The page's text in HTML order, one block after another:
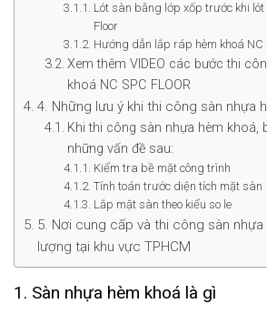
Lót sàn bằng lớp xốp trước khi lót
Floor
Hướng dẫn lắp ráp hèm khoá NC
Xem thêm VIDEO các bước thi
khoá NC SPC FLOOR
4. Những lưu ý khi thi công sàn nhựa
Khi thi công sàn nhựa hèm khoá,
những vấn đề sau:
Kiểm tra bề mặt công trình
Tính toán trước diện tích mặt sàn
Lắp mặt sàn theo kiểu so le
5. Nơi cung cấp và thi công sàn
lượng tại khu vực TPHCM
1. Sàn nhựa hèm khoá là gì